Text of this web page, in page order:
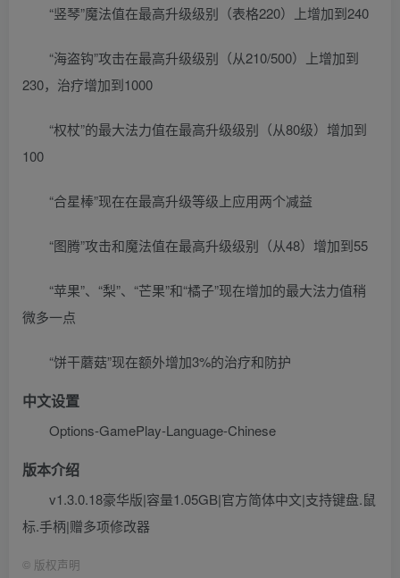
“竖琴”魔法值在最高升级级别（表格220）上增加到240
“海盗钩”攻击在最高升级级别（从210/500）上增加到
230，治疗增加到1000
“权杖”的最大法力值在最高升级级别（从80级）增加到
100
“合星棒”现在在最高升级等级上应用两个减益
“图腾”攻击和魔法值在最高升级级别（从48）增加到55
“苹果”、“梨”、“芒果”和“橘子”现在增加的最大法力值稍
微多一点
“饼干蘑菇”现在额外增加3%的治疗和防护
中文设置
Options-GamePlay-Language-Chinese
版本介绍
v1.3.0.18豪华版|容量1.05GB|官方简体中文|支持键盘.鼠
标.手柄|赠多项修改器
© 版权声明